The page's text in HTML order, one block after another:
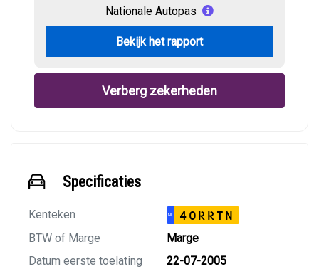
Nationale Autopas
Bekijk het rapport
Verberg zekerheden
Specificaties
Kenteken NL 40RRTN
BTW of Marge
Marge
Datum eerste toelating
22-07-2005